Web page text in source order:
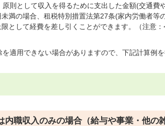
則として収入を得るために支出した金額(交通費
満の場合、租税特別措置法第27条(家内労働者等
として経費を差し引くことができます。（注意
適用できない場合がありますので、下記計算例を
内職収入のみの場合（給与や事業・他の